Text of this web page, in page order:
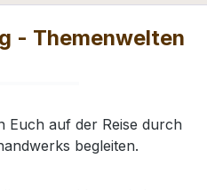
- Themenwelten
Euch auf der Reise durch
begleiten.